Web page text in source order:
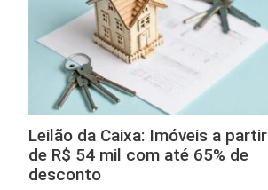
Leilão da Caixa: Imóveis a partir
de R$ 54 mil com até 65% de
desconto